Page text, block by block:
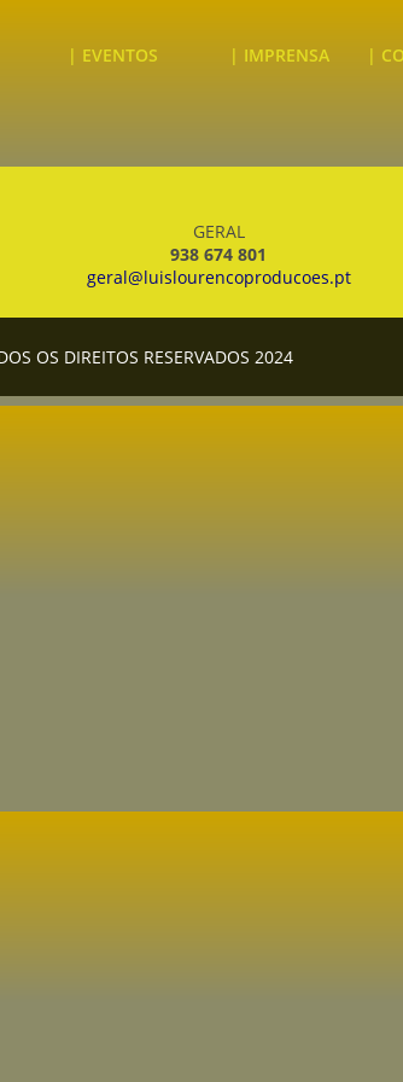
| EVENTOS | IMPRENSA |
GERAL
938 674 801
geral@luislourencoproducoes.pt
OS DIREITOS RESERVADOS 2024